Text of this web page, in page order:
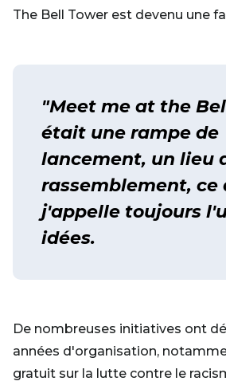
The Bell Tower est devenu une
"Meet me at the
était une rampe de
lancement, un lieu
rassemblement, ce
j'appelle toujours
idées.
De nombreuses initiatives ont
années d'organisation,
gratuit sur la lutte contre le